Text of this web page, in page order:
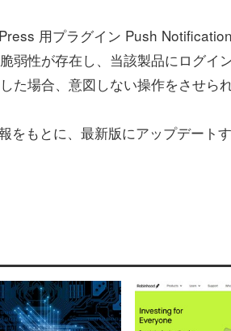
用プラグイン Push
弱性が存在し、当該製品にログイ
た場合、意図しない操作をさせら
もとに、最新版にアップデート